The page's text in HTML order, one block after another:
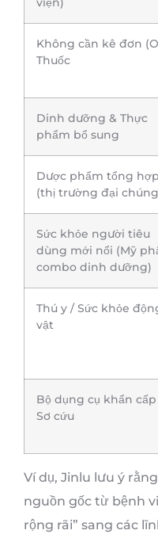
Không cần kê đơn
Thuốc
Dinh dưỡng & Thực
phẩm bổ sung
Dược phẩm tổng hợp
(thị trường đại
Sức khỏe người tiêu
dùng mới nổi (Mỹ
combo dinh dưỡng)
Thú y / Sức khỏe
vật
Bộ dụng cụ khẩn
Sơ cứu
Ví dụ, Jinlu lưu ý
nguồn gốc từ bệnh
rộng rãi” sang các